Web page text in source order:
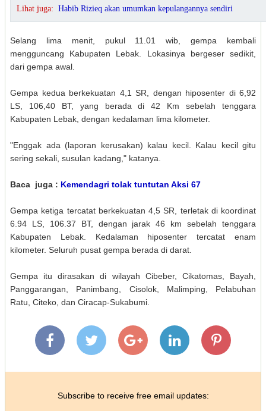
Lihat juga: Habib Rizieq akan umumkan kepulangannya sendiri
Selang lima menit, pukul 11.01 wib, gempa kembali
mengguncang Kabupaten Lebak. Lokasinya bergeser sedikit,
dari gempa awal.
Gempa kedua berkekuatan 4,1 SR, dengan hiposenter di 6,92
LS, 106,40 BT, yang berada di 42 Km sebelah tenggara
Kabupaten Lebak, dengan kedalaman lima kilometer.
"Enggak ada (laporan kerusakan) kalau kecil. Kalau kecil gitu
sering sekali, susulan kadang," katanya.
Baca juga : Kemendagri tolak tuntutan Aksi 67
Gempa ketiga tercatat berkekuatan 4,5 SR, terletak di koordinat
6.94 LS, 106.37 BT, dengan jarak 46 km sebelah tenggara
Kabupaten Lebak. Kedalaman hiposenter tercatat enam
kilometer. Seluruh pusat gempa berada di darat.
Gempa itu dirasakan di wilayah Cibeber, Cikatomas, Bayah,
Panggarangan, Panimbang, Cisolok, Malimping, Pelabuhan
Ratu, Citeko, dan Ciracap-Sukabumi.
Subscribe to receive free email updates: